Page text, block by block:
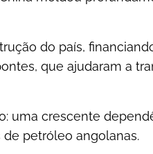
do país,
que ajudaram a
uma crescente
petróleo angolanas.